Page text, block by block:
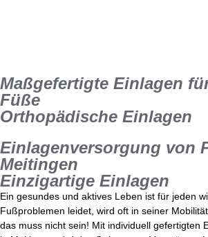
Maßgefertigte Einlagen
Füße
Orthopädische Einlagen
Einlagenversorgung von
Meitingen
Einzigartige Einlagen
Ein gesundes und aktives Leben ist für jeden
Fußproblemen leidet, wird oft in seiner
das muss nicht sein! Mit individuell gefertigten